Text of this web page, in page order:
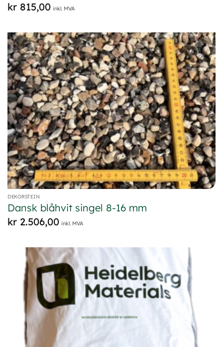
kr815,00 inkl. MVA
DEKORSTEIN
Dansk blåhvit singel 8-16 mm
kr2.506,00 inkl. MVA